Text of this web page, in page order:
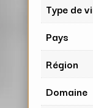
Type de
Pays
Région
Domaine